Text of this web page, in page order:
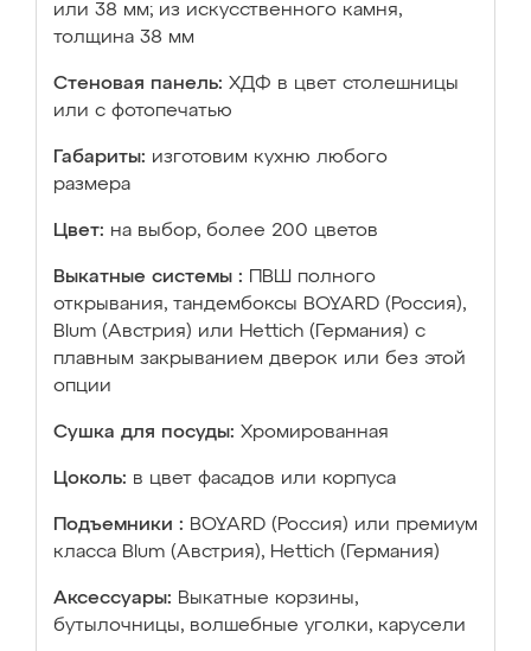
или 38 мм; из искусственного камня,
толщина 38 мм
Стеновая панель: ХДФ в цвет столешницы
или с фотопечатью
Габариты: изготовим кухню любого
размера
Цвет: на выбор, более 200 цветов
Выкатные системы :
ПВШ полного
открывания, тандембоксы BOYARD (Россия),
Blum (Австрия) или Hettich (Германия) с
плавным закрыванием дверок или без этой
опции
Сушка для посуды: Хромированная
Цоколь: в цвет фасадов или корпуса
Подъемники : BOYARD (Россия) или премиум
класса Blum (Австрия), Hettich (Германия)
Аксессуары: Выкатные корзины,
бутылочницы, волшебные уголки, карусели